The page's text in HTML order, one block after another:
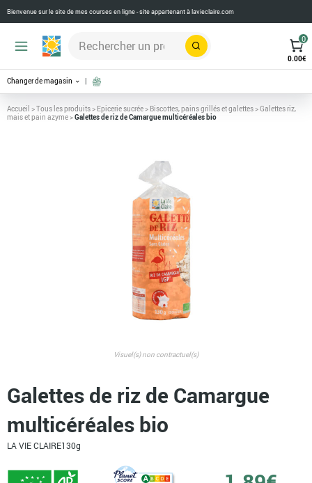
Bienvenue sur le site de mes courses en ligne - site appartenant àlavieclaire.com
Rechercher
0
0.00€
Changer de magasin
Accueil >Tous les produits> Epicerie sucrée> Biscottes, pains grillés et galettes>Galettes riz,
mais et pain azyme>Galettes de riz de Camargue multicéréales bio
Visuel(s) non contractuel(s)
Galettes de riz de Camargue
multicéréales bio
LA VIE CLAIRE130g